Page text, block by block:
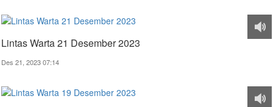
Lintas Warta 21 Desember 2023
Des 21, 2023 07:14